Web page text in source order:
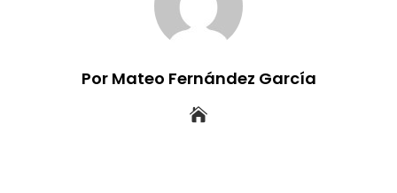
Por Mateo Fernández García